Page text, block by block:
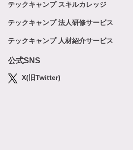
テックキャンプ スキルカレッジ
テックキャンプ 法人研修サービス
テックキャンプ 人材紹介サービス
公式SNS
X(旧Twitter)